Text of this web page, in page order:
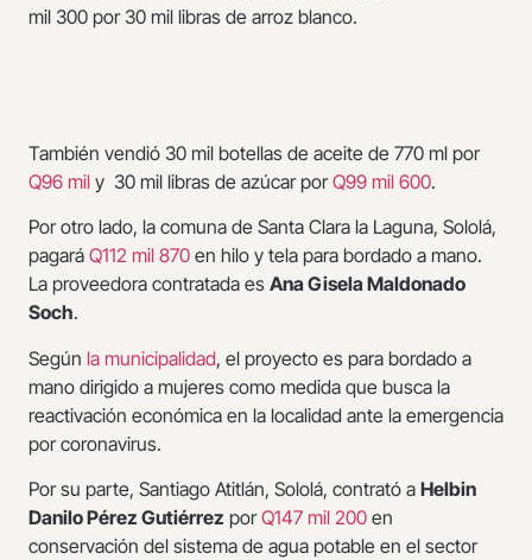
mil 300 por 30 mil libras de arroz blanco.
También vendió 30 mil botellas de aceite de 770 ml por
Q96 mil y 30 mil libras de azúcar porQ99 mil 600.
Por otro lado, la comuna de Santa Clara la Laguna, Sololá,
pagará Q112 mil 870 en hilo y tela para bordado a mano.
La proveedora contratada es Ana Gisela Maldonado
Soch.
Según la municipalidad, el proyecto es para bordado a
mano dirigido a mujeres como medida que busca la
reactivación económica en la localidad ante la emergencia
por coronavirus.
Por su parte, Santiago Atitlán, Sololá, contrató a Helbin
Danilo Pérez Gutiérrez porQ147 mil 200 en
conservación del sistema de agua potable en el sector